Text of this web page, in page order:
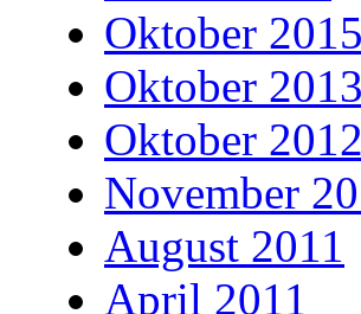
Oktober 2015
Oktober 2013
Oktober 2012
November
August 2011
April 2011